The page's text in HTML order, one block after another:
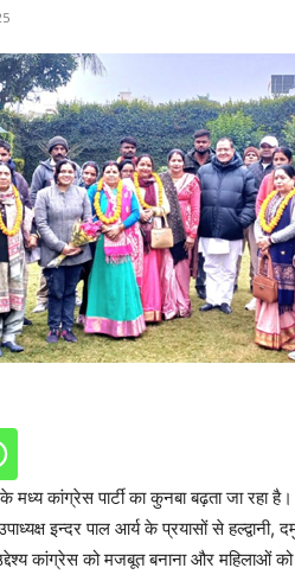
कांग्रेस पार्टी का कुनबा बढ़ता जा रहा
इन्दर पाल आर्य के प्रयासों से हल्द्वानी,
कांग्रेस को मजबूत बनाना और महिलाओं को